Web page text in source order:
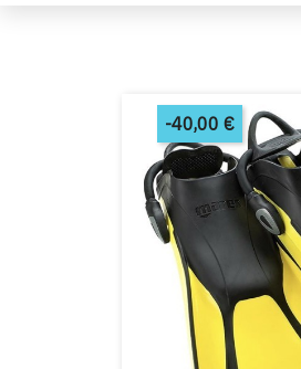
-40,00 €